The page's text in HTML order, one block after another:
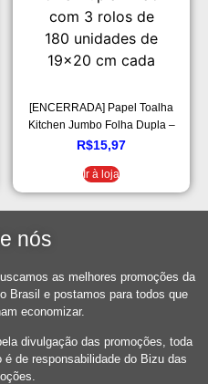
[ENCERRADA] Papel Toalha
Kitchen Jumbo Folha Dupla –
Pack com 3 rolos de 180
R$15,97
Ir à loja
nós
as melhores promoções da
Brasil e postamos para todos que
economizar.
divulgação das promoções, toda
é de responsabilidade do Bizu das